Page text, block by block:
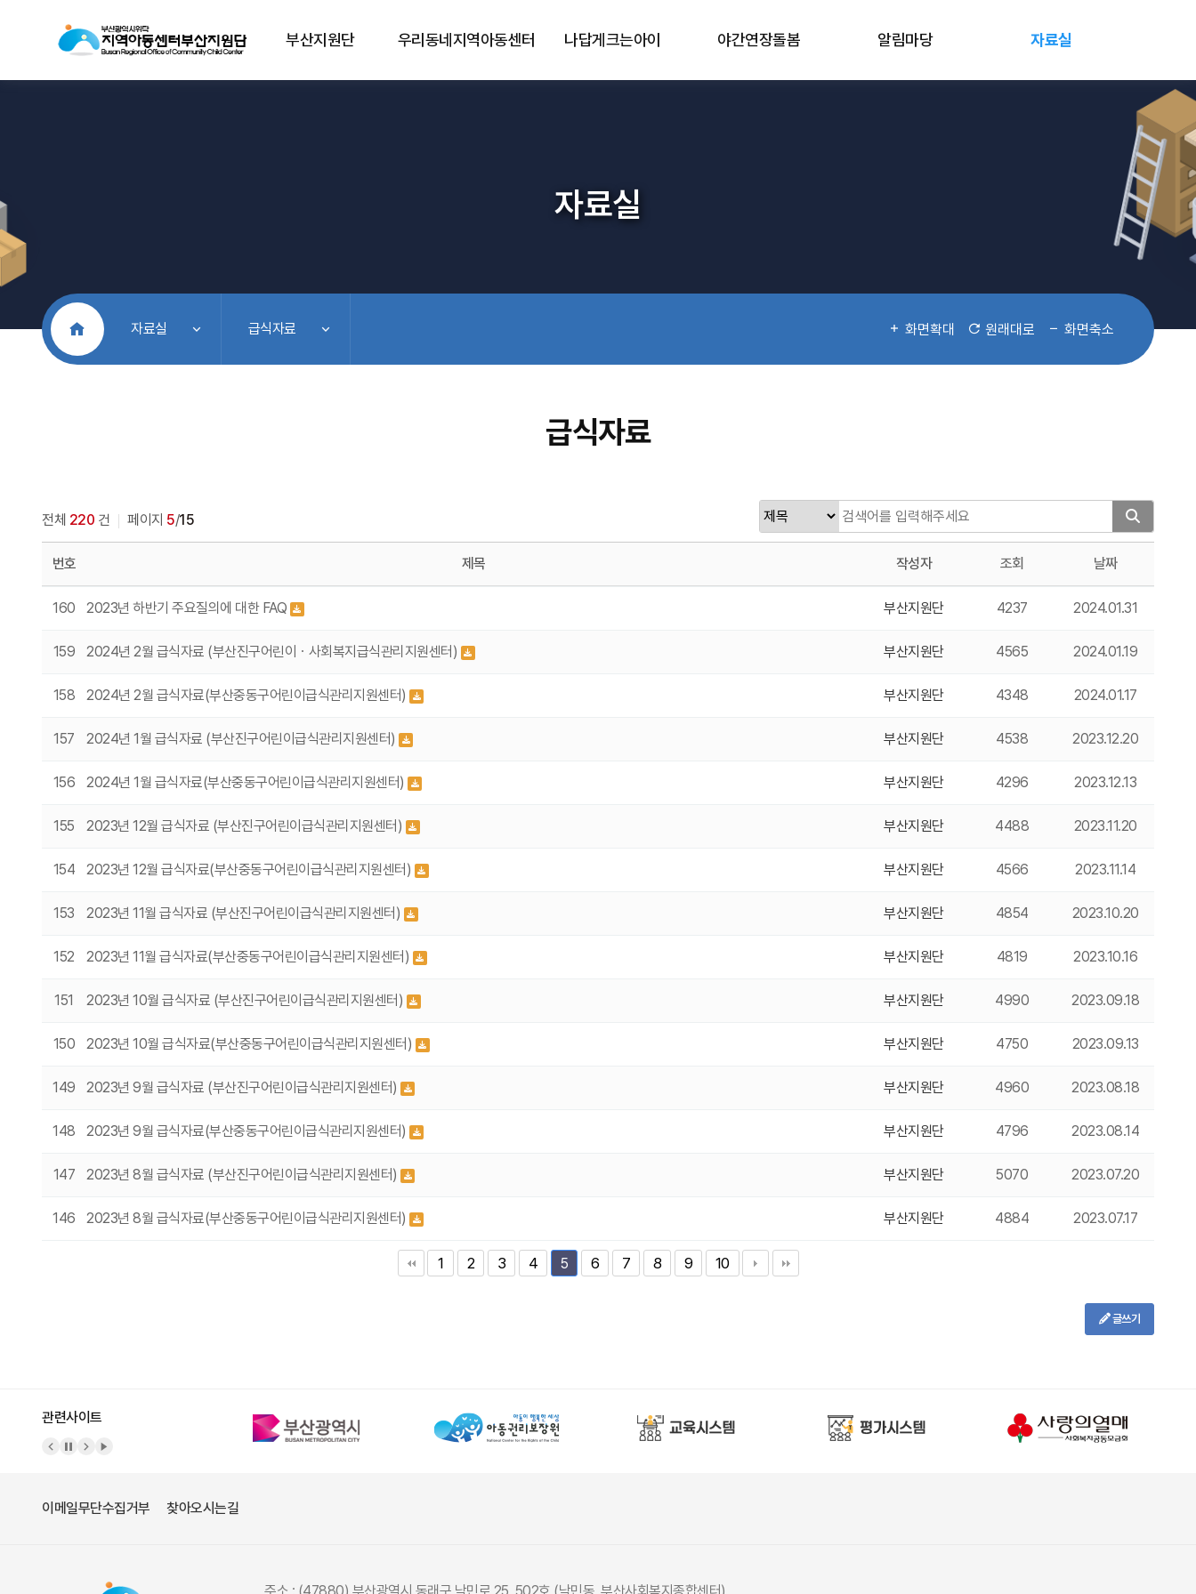
부산지원단 우리동네지역아동센터 나답게크는아이 야간연장돌봄 알림마당 자료실
자료실
처음으로자료실 급식자료 화면확대 원래대로 화면축소
급식자료
전체 220 건 페이지 5/15
번호 제목 작성자 조회 날짜
160 2023년 하반기 주요질의에 대한 FAQ 부산지원단 4237 2024.01.31
159 2024년 2월 급식자료 (부산진구어린이ㆍ사회복지급식관리지원센터) 부산지원단 4565 2024.01.19
158 2024년 2월 급식자료(부산중동구어린이급식관리지원센터) 부산지원단 4348 2024.01.17
157 2024년 1월 급식자료 (부산진구어린이급식관리지원센터) 부산지원단 4538 2023.12.20
156 2024년 1월 급식자료(부산중동구어린이급식관리지원센터) 부산지원단 4296 2023.12.13
155 2023년 12월 급식자료 (부산진구어린이급식관리지원센터) 부산지원단 4488 2023.11.20
154 2023년 12월 급식자료(부산중동구어린이급식관리지원센터) 부산지원단 4566 2023.11.14
153 2023년 11월 급식자료 (부산진구어린이급식관리지원센터) 부산지원단 4854 2023.10.20
152 2023년 11월 급식자료(부산중동구어린이급식관리지원센터) 부산지원단 4819 2023.10.16
151 2023년 10월 급식자료 (부산진구어린이급식관리지원센터) 부산지원단 4990 2023.09.18
150 2023년 10월 급식자료(부산중동구어린이급식관리지원센터) 부산지원단 4750 2023.09.13
149 2023년 9월 급식자료 (부산진구어린이급식관리지원센터) 부산지원단 4960 2023.08.18
148 2023년 9월 급식자료(부산중동구어린이급식관리지원센터) 부산지원단 4796 2023.08.14
147 2023년 8월 급식자료 (부산진구어린이급식관리지원센터) 부산지원단 5070 2023.07.20
146 2023년 8월 급식자료(부산중동구어린이급식관리지원센터) 부산지원단 4884 2023.07.17
1 2 3 4 5 6 7 8 9 10
글쓰기
관련사이트
이메일무단수집거부 찾아오시는길